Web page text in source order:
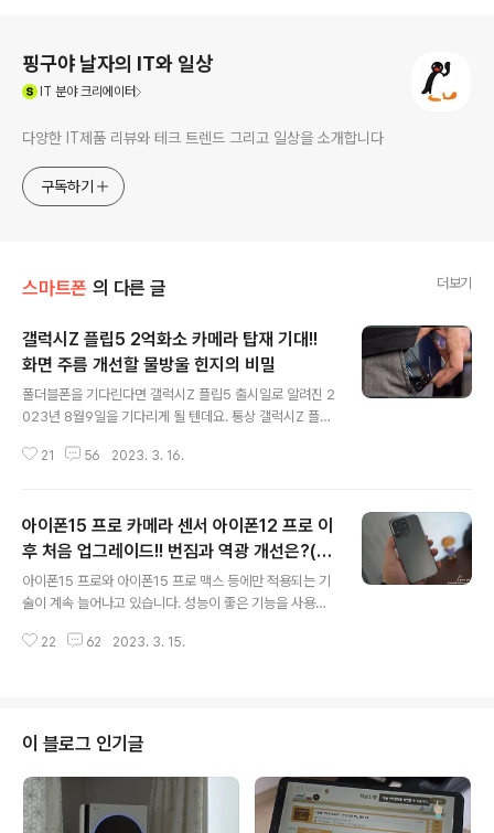
핑구야 날자의 IT와 일상
IT 분야 크리에이터
다양한 IT제품 리뷰와 테크 트렌드 그리고 일상을 소개합니다
구독하기
스마트폰 의 다른 글 더보기
갤럭시Z 플립5 2억화소 카메라 탑재 기대!!
화면 주름 개선할 물방울 힌지의 비밀
폴더블폰을 기다린다면 갤럭시Z 플립5 출시일로 알려진 2
023년 8월9일을 기다리게 될 텐데요. 통상 갤럭시Z 플립
더블폰은 삼성만 출시하는 것이 아니기 때문에 전체적인
아니라 스펙에 대한 다양한 소식들이 전해지고 있습니다.
그중에 뭐니 뭐니 해도 디스플레이 주름을 어떻게 처리해
서 출시될지가 제일 궁금한 부분 중에 하나가 아닌가 싶습
니다. 갤럭시Z 플립5는 휴대성은 좋지만 화면 주름 때문에
망설이는 분들도 적지 않고 사용하고 있는 분도 개선에 대
한 니즈가 강한 편이거든요. 커지는 커버 디스플레이와 배
21 56 2023. 3. 16.
아이폰15 프로 카메라 센서 아이폰12 프로 이
후 처음 업그레이드!! 번짐과 역광 개선은?(fe
at. 소니 LiDAR)
아이폰15 프로와 아이폰15 프로 맥스 등에만 적용되는 기
술이 계속 늘어나고 있습니다. 성능이 좋은 기능을 사용하
이어가고 있습니다. 어떻게 보면 애플의 입장에서 당연한
편함이 없다면 신경 쓸 필요는 없어 보입니다. 그러나 애플
의 아이폰 성능이나 디자인은 확실한 비교 우위에 있다는
것은 인정하지 않을 수 없기는 합니다. 명품백처럼 갖춰야
할 디바이스로 생각하는 경우도 적지 않기 때문에 편하게
개인적인 취향이라고 생각하면 될 듯합니다. 아이폰12 프
22 62 2023. 3. 15.
이 블로그 인기글